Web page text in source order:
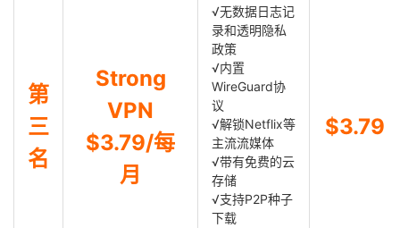
第
三
名
Strong
VPN
$3.79/每
月
√无数据日志记
录和透明隐私
政策
√内置
WireGuard协
议
√解锁Netflix等
主流流媒体
√带有免费的云
存储
√支持P2P种子
下载
$3.79